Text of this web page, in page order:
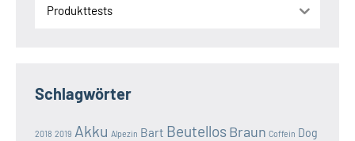
Produkttests
Schlagwörter
2018 2019 Akku Alpezin Bart BeutellosBraun Coffein Dog